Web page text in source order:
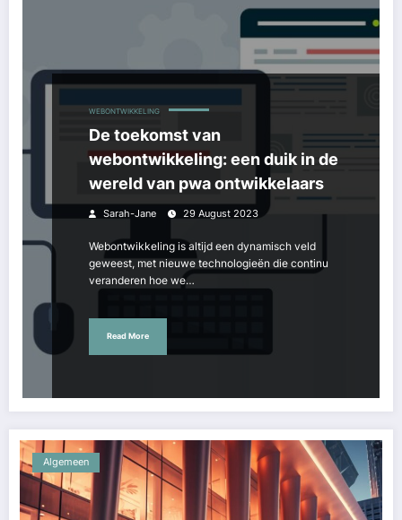
WEBONTWIKKELING
De toekomst van
webontwikkeling: een duik in de
wereld van pwa ontwikkelaars
Sarah-Jane 29 August 2023
Webontwikkeling is altijd een dynamisch veld
geweest, met nieuwe technologieën die continu
veranderen hoe we…
Read More
Algemeen